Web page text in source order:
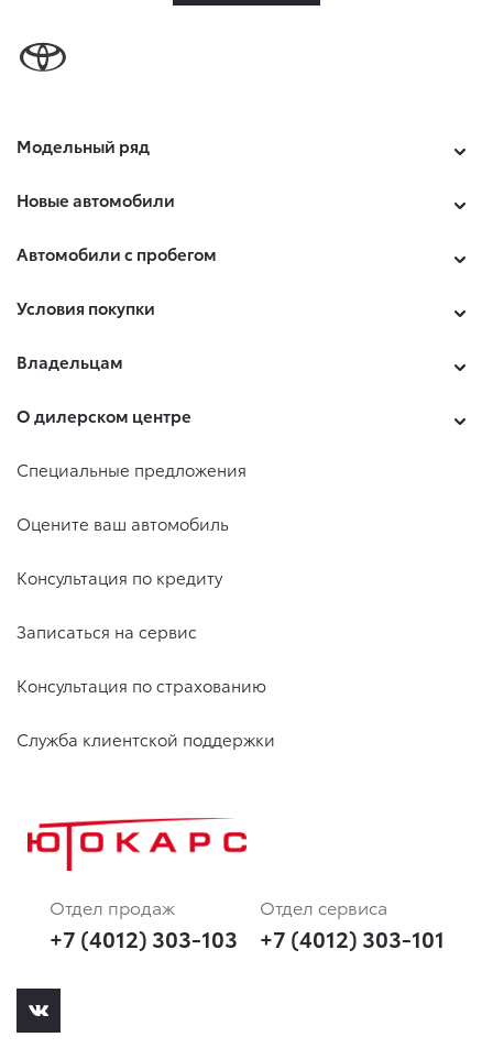
Модельный ряд
Новые автомобили
Автомобили с пробегом
Условия покупки
Владельцам
О дилерском центре
Специальные предложения
Оцените ваш автомобиль
Консультация по кредиту
Записаться на сервис
Консультация по страхованию
Служба клиентской поддержки
Отдел продаж
+7 (4012) 303-103
Отдел сервиса
+7 (4012) 303-101